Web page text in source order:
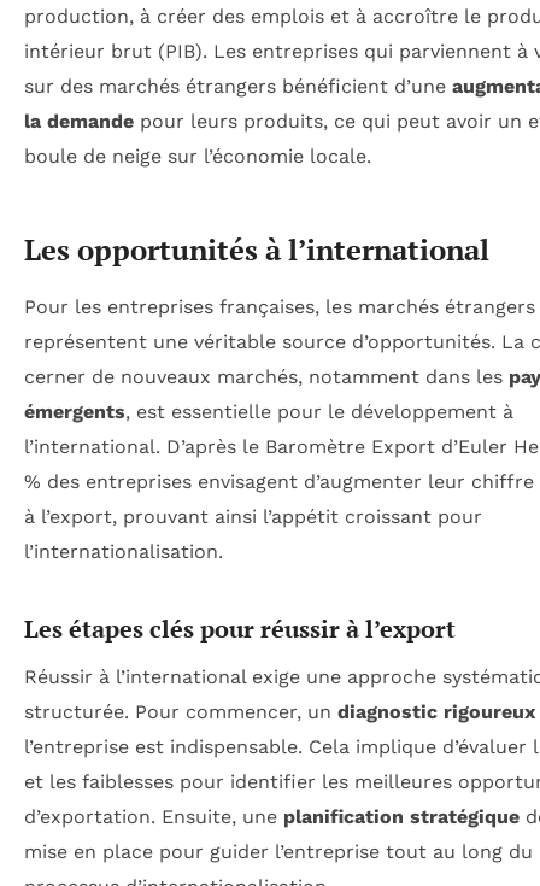
production, à créer des emplois et à accroître le
intérieur brut (PIB). Les entreprises qui parviennent à
sur des marchés étrangers bénéficient d’une
la demande pour leurs produits, ce qui peut avoir un
boule de neige sur l’économie locale.
Les opportunités à l’international
Pour les entreprises françaises, les marchés étrangers
représentent une véritable source d’opportunités. La
cerner de nouveaux marchés, notamment dans les
émergents, est essentielle pour le développement à
l’international. D’après le Baromètre Export d’Euler
% des entreprises envisagent d’augmenter leur chiffre
à l’export, prouvant ainsi l’appétit croissant pour
l’internationalisation.
Les étapes clés pour réussir à l’export
Réussir à l’international exige une approche
structurée. Pour commencer, un diagnostic rigoureux
l’entreprise est indispensable. Cela implique d’évaluer
et les faiblesses pour identifier les meilleures
d’exportation. Ensuite, une planification stratégique
mise en place pour guider l’entreprise tout au long du